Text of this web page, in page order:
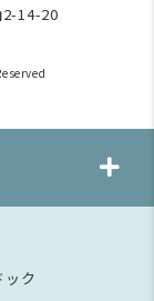
14-20
ック